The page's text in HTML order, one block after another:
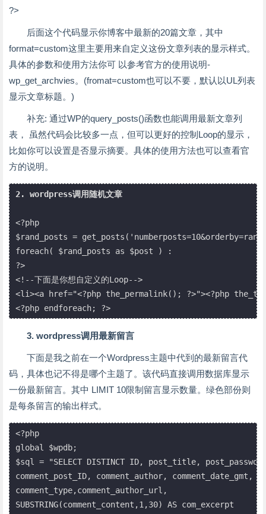
?>
后面这个代码显示你博客中最新的20篇文章，其中
format=custom这里主要用来自定义这份文章列表的显示样式。
具体的参数和使用方法你可 以参考官方的使用说明-
wp_get_archvies。(fromat=custom也可以不要，默认以UL列表
显示文章标题。)
补充: 通过WP的query_posts()函数也能调用最新文章列
表， 虽然代码会比较多一点，但可以更好的控制Loop的显示，
比如你可以设置是否显示摘要。具体的使用方法也可以查看官
方的说明。
2. wordpress调用随机文章
<?php
$rand_posts =
foreach( $rand_posts as $post ) :
?>
<!--下面是你想自定义的Loop-->
<li><a href="<?php the_permalink(); ?>"><?php
<?php endforeach; ?>
3. wordpress调用最新留言
下面是我之前在一个Wordpress主题中代到的最新留言代
码，具体也记不得是哪个主题了。该代码直接调用数据库显示
一份最新留言。其中 LIMIT 10限制留言显示数量。绿色部份则
是每条留言的输出样式。
<?php
global $wpdb;
$sql = "SELECT DISTINCT ID, post_title,
comment_post_ID, comment_author, comment_date_gmt,
comment_type,comment_author_url,
SUBSTRING(comment_content,1,30) AS com_excerpt